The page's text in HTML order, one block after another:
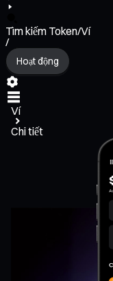
Tìm kiếm Token/Ví
/
Hoạt động
Ví
Chi tiết